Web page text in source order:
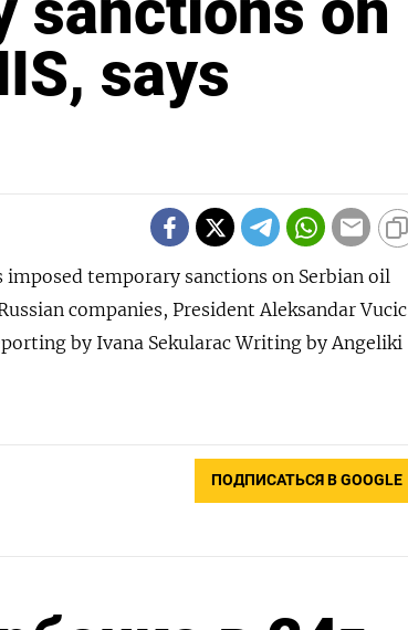
says
imposed temporary sanctions on Serbian oil
companies, President Aleksandar Vucic
by Ivana Sekularac Writing by Angeliki
ПОДПИСАТЬСЯ В GOOGLE